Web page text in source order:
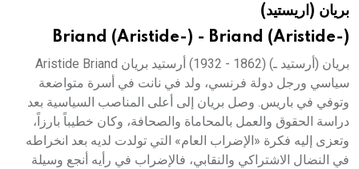
هيئة الموسوعة العربية تطلق موسوعات جديدة في عام 2026بريان (اريستيد)
Briand (Aristide-) - Briand (Aristide-)
بريان (أرستيد ـ) (1862 - 1932) أرستيد بريان Aristide Briand
سياسي ورجل دولة فرنسي، ولد في نانت في أسرة متواضعة
وتوفي في باريس. وصل بريان إلى أعلى المناصب السياسية بعد
دراسة الحقوق والعمل بالمحاماة والصحافة، وكان خطيباً بارزاً،
وتعزى إليه فكرة «الإضراب العام» التي تولدت لديه بعد انخراطه
في النضال الاشتراكي والنقابي، فالإضراب في رأيه أنجع وسيلة